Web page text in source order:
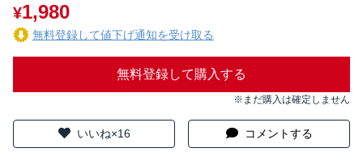
¥1,980
無料登録して値下げ通知を受け取る
無料登録して購入する
※まだ購入は確定しません
いいね×16 コメントする